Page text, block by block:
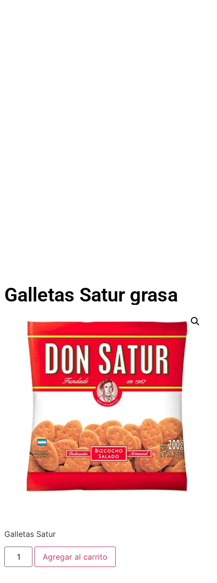
Galletas Satur grasa
Galletas Satur
Agregar al carrito